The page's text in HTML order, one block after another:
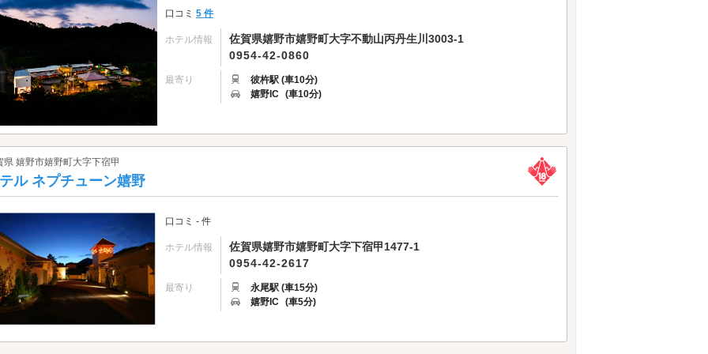
口コミ 5 件
ホテル情報
佐賀県嬉野市嬉野町大字不動山丙丹生川3003-1
0954-42-0860
最寄り
彼杵駅 (車10分)
嬉野IC (車10分)
県 嬉野市嬉野町大字下宿甲
ル ネプチューン嬉野
口コミ - 件
ホテル情報
佐賀県嬉野市嬉野町大字下宿甲1477-1
0954-42-2617
最寄り
永尾駅 (車15分)
嬉野IC (車5分)